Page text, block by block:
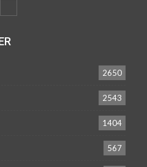
2650
2543
1404
567